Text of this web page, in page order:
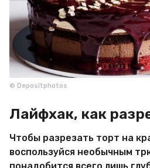
© Depositphotos
Лайфхак, как
Чтобы разрезать торт на
воспользуйся необычным